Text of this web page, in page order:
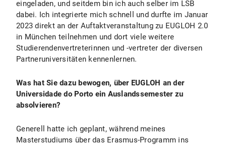
eingeladen, und seitdem bin ich auch selber im LSB
dabei. Ich integrierte mich schnell und durfte im Januar
2023 direkt an der Auftaktveranstaltung zu EUGLOH 2.0
in München teilnehmen und dort viele weitere
Studierendenvertreterinnen und -vertreter der diversen
Partneruniversitäten kennenlernen.
Was hat Sie dazu bewogen, über EUGLOH an der
Universidade do Porto ein Auslandssemester zu
absolvieren?
Generell hatte ich geplant, während meines
Masterstudiums über das Erasmus-Programm ins